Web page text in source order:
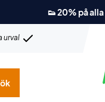
👟 20% på
urval